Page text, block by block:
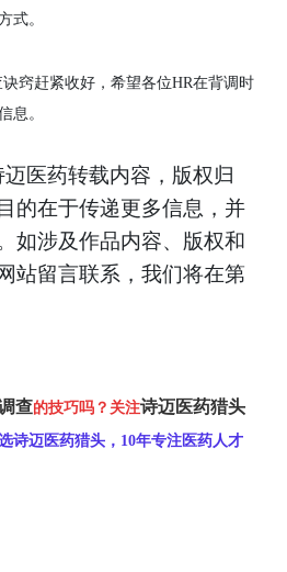
式。
窍赶紧收好，希望各位HR在背调时
息。
医药转载内容，版权归
的在于传递更多信息，并
如涉及作品内容、版权和
站留言联系，我们将在第
查的技巧吗？关注诗迈医药猎头
诗迈医药猎头，10年专注医药人才